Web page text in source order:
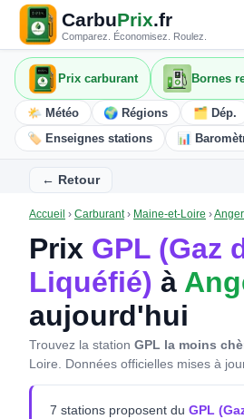
CarbuPrix.fr
Comparez. Économisez. Roulez.
Prix carburant Bornes
🌤️ Météo 🌍 Régions
🗂️ Dép.
🏷️ Enseignes stations
📊
← Retour
Accueil › Carburant› Maine-et-Loire ›
Prix GPL (Gaz
Liquéfié) à
aujourd'hui
Trouvez la station GPL la moins
Loire. Données officielles mises à
7 stations proposent du GPL